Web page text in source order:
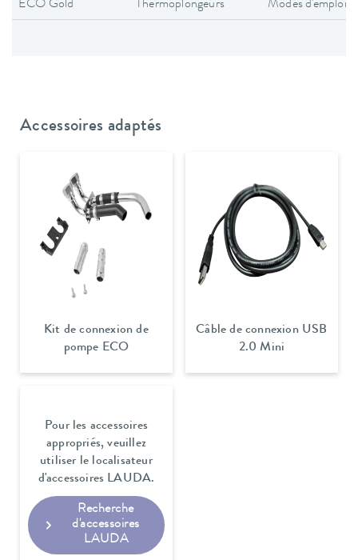
ECO Gold Thermoplongeurs Modes d'emploi
Accessoires adaptés
Kit de connexion de
pompe ECO
Câble de connexion USB
2.0 Mini
Pour les accessoires
appropriés, veuillez
utiliser le localisateur
d'accessoires LAUDA.
Recherche
d'accessoires
LAUDA